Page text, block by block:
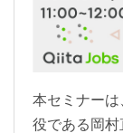
本セミナー
役である岡